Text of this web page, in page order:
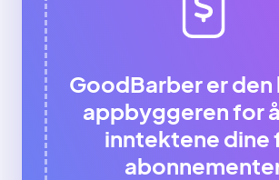
GoodBarber er den
appbyggeren for
inntektene dine